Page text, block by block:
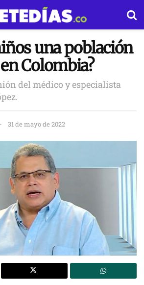
una población
Colombia?
del médico y especialista
31 de mayo de 2022